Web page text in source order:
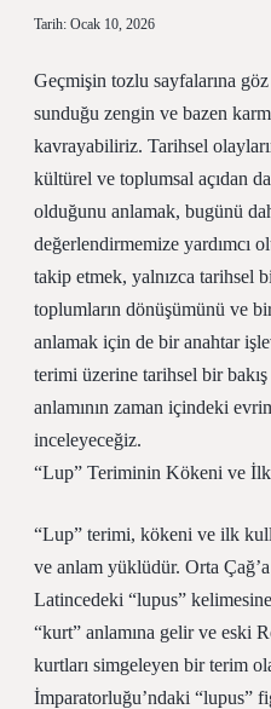
Tarih: Ocak 10, 2026
Geçmişin tozlu sayfalarına göz
sunduğu zengin ve bazen
kavrayabiliriz. Tarihsel
kültürel ve toplumsal açıdan
olduğunu anlamak, bugünü
değerlendirmemize yardımcı
takip etmek, yalnızca tarihsel
toplumların dönüşümünü ve
anlamak için de bir anahtar
terimi üzerine tarihsel bir
anlamının zaman içindeki
inceleyeceğiz.
“Lup” Teriminin Kökeni ve İlk
“Lup” terimi, kökeni ve ilk
ve anlam yüklüdür. Orta
Latincedeki “lupus”
“kurt” anlamına gelir ve eski
kurtları simgeleyen bir terim
İmparatorluğu’ndaki “lupus”